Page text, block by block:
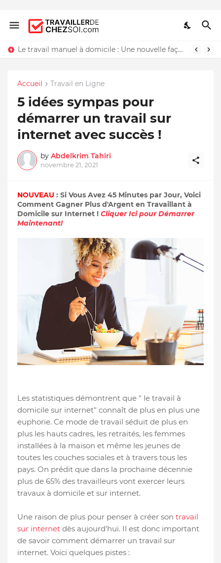
Le travail manuel à domicile : Une nouvelle façon de travailler chez soi
Accueil Travail en Ligne
5 idées sympas pour
démarrer un travail sur
internet avec succès !
by Abdelkrim Tahiri
novembre 21, 2021
NOUVEAU : Si Vous Avez 45 Minutes par Jour, Voici
Comment Gagner Plus d'Argent en Travaillant à
Domicile sur Internet ! Cliquer Ici pour Démarrer
Maintenant!
Les statistiques démontrent que " le travail à
domicile sur internet" connaît de plus en plus une
euphorie. Ce mode de travail séduit de plus en
plus les hauts cadres, les retraités, les femmes
installées à la maison et même les jeunes de
toutes les couches sociales et à travers tous les
pays. On prédit que dans la prochaine décennie
plus de 65% des travailleurs vont exercer leurs
travaux à domicile et sur internet.
Une raison de plus pour penser à créer son travail
sur internet dès aujourd'hui. Il est donc important
de savoir comment démarrer un travail sur
internet. Voici quelques pistes :